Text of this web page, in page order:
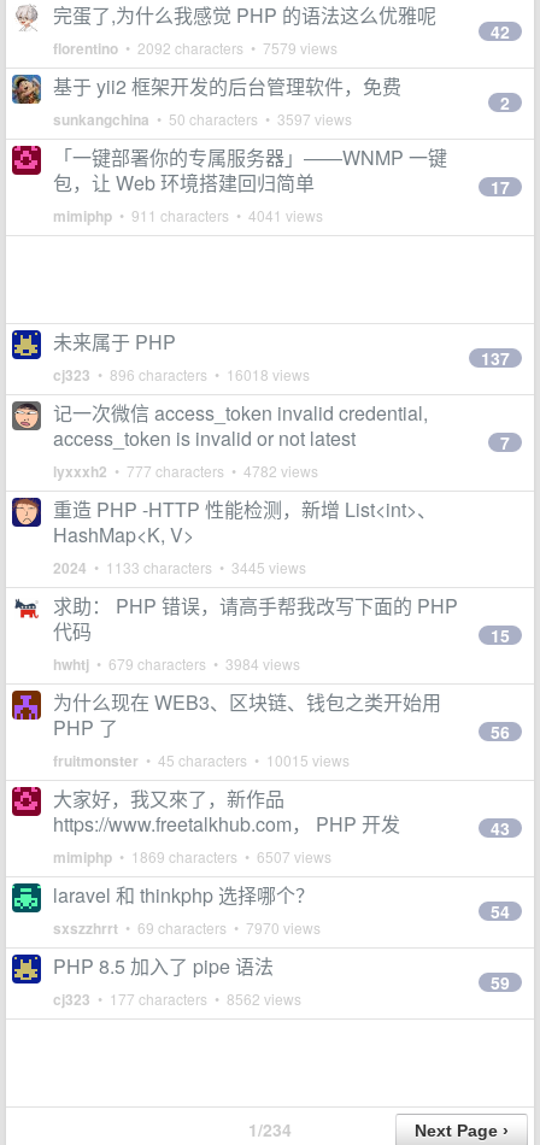
完蛋了,为什么我感觉 PHP 的语法这么优雅呢
florentino • 2092 characters • 7579 views
42
基于 yii2 框架开发的后台管理软件，免费
sunkangchina • 50 characters • 3597 views
2
「一键部署你的专属服务器」——WNMP 一键
包，让 Web 环境搭建回归简单
mimiphp • 911 characters • 4041 views
17
未来属于 PHP
cj323 • 896 characters • 16018 views
137
记一次微信 access_token invalid credential,
access_token is invalid or not latest
lyxxxh2 • 777 characters • 4782 views
7
重造 PHP -HTTP 性能检测，新增 List<int>、
HashMap<K, V>
2024 • 1133 characters • 3445 views
求助： PHP 错误，请高手帮我改写下面的 PHP
代码
hwhtj • 679 characters • 3984 views
15
为什么现在 WEB3、区块链、钱包之类开始用
PHP 了
fruitmonster • 45 characters • 10015 views
56
大家好，我又來了，新作品
https://www.freetalkhub.com， PHP 开发
mimiphp • 1869 characters • 6507 views
43
laravel 和 thinkphp 选择哪个？
sxszzhrrt • 69 characters • 7970 views
54
PHP 8.5 加入了 pipe 语法
cj323 • 177 characters • 8562 views
59
1/234